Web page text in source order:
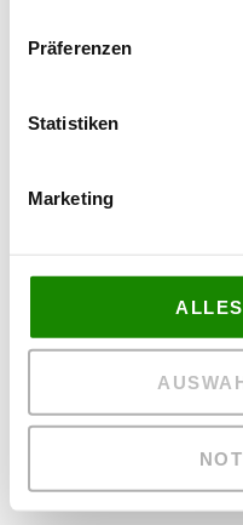
Präferenzen
Statistiken
Marketing